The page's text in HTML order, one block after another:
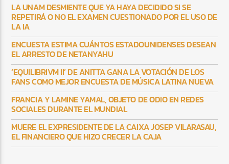
LA UNAM DESMIENTE QUE YA HAYA DECIDIDO SI SE
REPETIRÁ O NO EL EXAMEN CUESTIONADO POR EL USO DE
LA IA
ENCUESTA ESTIMA CUÁNTOS ESTADOUNIDENSES DESEAN
EL ARRESTO DE NETANYAHU
‘EQUILIBRIVM II’ DE ANITTA GANA LA VOTACIÓN DE LOS
FANS COMO MEJOR ENCUESTA DE MÚSICA LATINA NUEVA
FRANCIA Y LAMINE YAMAL, OBJETO DE ODIO EN REDES
SOCIALES DURANTE EL MUNDIAL
MUERE EL EXPRESIDENTE DE LA CAIXA JOSEP VILARASAU,
EL FINANCIERO QUE HIZO CRECER LA CAJA